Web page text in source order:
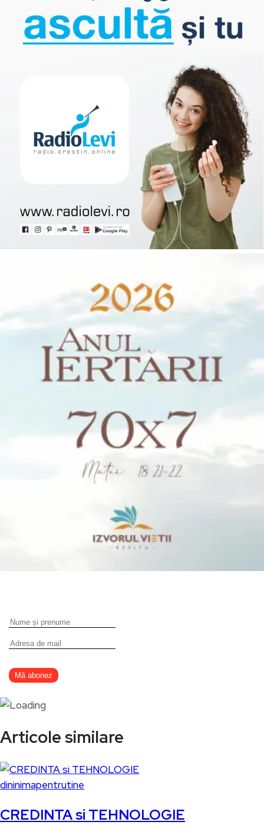
Articole similare
dininimapentrutine
CREDINTA si TEHNOLOGIE